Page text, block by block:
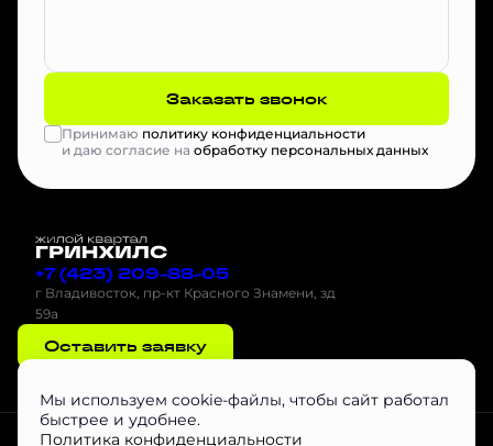
Заказать звонок
Принимаю политику конфиденциальности
и даю согласие на обработку персональных данных
+7 (423) 209-88-05
г Владивосток, пр-кт Красного Знамени, зд
59а
Оставить заявку
Проектная декларация на наш.дом.рф
Мы используем cookie-файлы, чтобы сайт работал
быстрее и удобнее.
Политика конфиденциальности